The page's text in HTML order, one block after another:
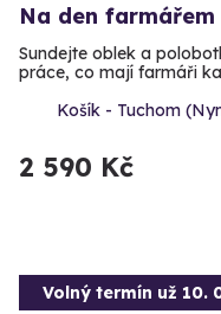
Na den
Sundejte oblek a
práce, co mají farmáři
Košík - Tuchom
2 590 Kč
Volný termín už 10.